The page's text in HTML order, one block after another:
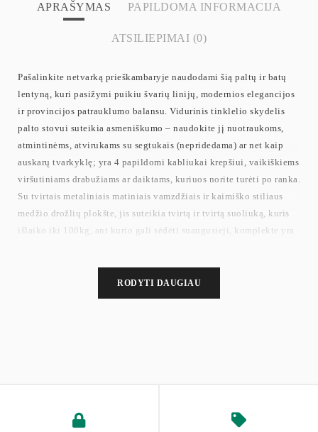
APRAŠYMAS PAPILDOMA INFORMACIJA
ATSILIEPIMAI (0)
Pašalinkite netvarką prieškambaryje naudodami šią paltų ir batų
lentyną, kuri pasižymi puikiu švarių linijų, modernios elegancijos
ir provincijos patrauklumo balansu. Vidurinis tinklelio skydelis
palto stovui suteikia asmeniškumo – naudokite jį nuotraukoms,
atmintinėms, atvirukams su segtukais (nepridedama) ar net kaip
auskarų tvarkyklę; yra 4 papildomi kabliukai krepšiui, vaikiškiems
viršutiniams drabužiams ar daiktams, kuriuos norite turėti po ranka.
Su tvirtais metaliniais matiniais vamzdžiais ir kaimiško stiliaus
medžio drožlių plokšte, jis suteikia tvirtą ir tvirtą suoliuką, kuris
išlaiko iki 100kg, ant kurio gali sėdėti suaugusieji, komplekte yra
RODYTI DAUGIAU